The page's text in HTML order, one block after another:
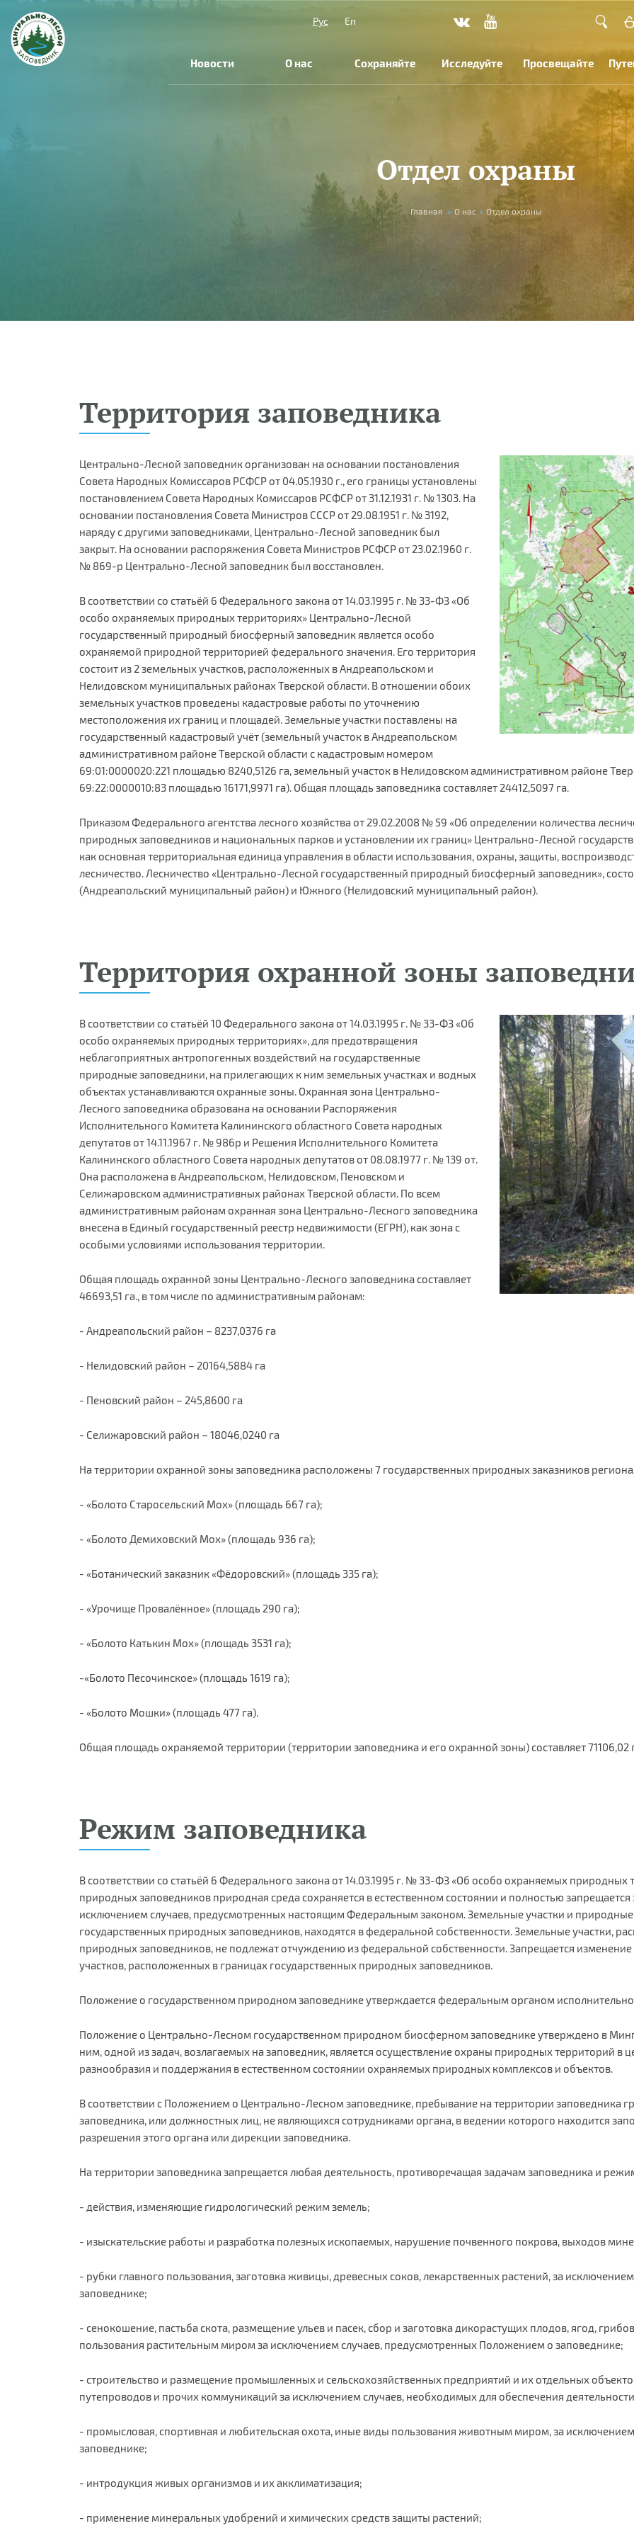
Рус
En
Новости О нас Сохраняйте Исследуйте Просвещайте
Отдел охраны
Главная » О нас » Отдел охраны
Территория заповедника
Центрально-Лесной заповедник организован на основании постановления
Совета Народных Комиссаров РСФСР от 04.05.1930 г., его границы установлены
постановлением Совета Народных Комиссаров РСФСР от 31.12.1931 г. № 1303. На
основании постановления Совета Министров СССР от 29.08.1951 г. № 3192,
наряду с другими заповедниками, Центрально-Лесной заповедник был
закрыт. На основании распоряжения Совета Министров РСФСР от 23.02.1960 г.
№ 869-р Центрально-Лесной заповедник был восстановлен.
В соответствии со статьёй 6 Федерального закона от 14.03.1995 г. № 33-ФЗ «Об
особо охраняемых природных территориях» Центрально-Лесной
государственный природный биосферный заповедник является особо
охраняемой природной территорией федерального значения. Его территория
состоит из 2 земельных участков, расположенных в Андреапольском и
Нелидовском муниципальных районах Тверской области. В отношении обоих
земельных участков проведены кадастровые работы по уточнению
местоположения их границ и площадей. Земельные участки поставлены на
государственный кадастровый учёт (земельный участок в Андреапольском
административном районе Тверской области с кадастровым номером
69:01:0000020:221 площадью 8240,5126 га, земельный участок в Нелидовском административном районе
69:22:0000010:83 площадью 16171,9971 га). Общая площадь заповедника составляет 24412,5097 га.
Приказом Федерального агентства лесного хозяйства от 29.02.2008 № 59 «Об определении количества
природных заповедников и национальных парков и установлении их границ» Центрально-Лесной
как основная территориальная единица управления в области использования, охраны, защиты,
лесничество. Лесничество «Центрально-Лесной государственный природный биосферный заповедник»,
(Андреапольский муниципальный район) и Южного (Нелидовский муниципальный район).
Территория охранной зоны
В соответствии со статьёй 10 Федерального закона от 14.03.1995 г. № 33-ФЗ «Об
особо охраняемых природных территориях», для предотвращения
неблагоприятных антропогенных воздействий на государственные
природные заповедники, на прилегающих к ним земельных участках и водных
объектах устанавливаются охранные зоны. Охранная зона Центрально-
Лесного заповедника образована на основании Распоряжения
Исполнительного Комитета Калининского областного Совета народных
депутатов от 14.11.1967 г. № 986р и Решения Исполнительного Комитета
Калининского областного Совета народных депутатов от 08.08.1977 г. № 139 от.
Она расположена в Андреапольском, Нелидовском, Пеновском и
Селижаровском административных районах Тверской области. По всем
административным районам охранная зона Центрально-Лесного заповедника
внесена в Единый государственный реестр недвижимости (ЕГРН), как зона с
особыми условиями использования территории.
Общая площадь охранной зоны Центрально-Лесного заповедника составляет
46693,51 га., в том числе по административным районам:
- Андреапольский район – 8237,0376 га
- Нелидовский район – 20164,5884 га
- Пеновский район – 245,8600 га
- Селижаровский район – 18046,0240 га
На территории охранной зоны заповедника расположены 7 государственных природных заказников
- «Болото Старосельский Мох» (площадь 667 га);
- «Болото Демиховский Мох» (площадь 936 га);
- «Ботанический заказник «Фёдоровский» (площадь 335 га);
- «Урочище Провалённое» (площадь 290 га);
- «Болото Катькин Мох» (площадь 3531 га);
-«Болото Песочинское» (площадь 1619 га);
- «Болото Мошки» (площадь 477 га).
Общая площадь охраняемой территории (территории заповедника и его охранной зоны) составляет 71106,02
Режим заповедника
В соответствии со статьёй 6 Федерального закона от 14.03.1995 г. № 33-ФЗ «Об особо охраняемых природных
природных заповедников природная среда сохраняется в естественном состоянии и полностью запрещается
исключением случаев, предусмотренных настоящим Федеральным законом. Земельные участки и
государственных природных заповедников, находятся в федеральной собственности. Земельные участки,
природных заповедников, не подлежат отчуждению из федеральной собственности. Запрещается
участков, расположенных в границах государственных природных заповедников.
Положение о государственном природном заповеднике утверждается федеральным органом
Положение о Центрально-Лесном государственном природном биосферном заповеднике утверждено в
ним, одной из задач, возлагаемых на заповедник, является осуществление охраны природных территорий в
разнообразия и поддержания в естественном состоянии охраняемых природных комплексов и объектов.
В соответствии с Положением о Центрально-Лесном заповеднике, пребывание на территории заповедника
заповедника, или должностных лиц, не являющихся сотрудниками органа, в ведении которого находится
разрешения этого органа или дирекции заповедника.
На территории заповедника запрещается любая деятельность, противоречащая задачам заповедника и
- действия, изменяющие гидрологический режим земель;
- изыскательские работы и разработка полезных ископаемых, нарушение почвенного покрова, выходов
- рубки главного пользования, заготовка живицы, древесных соков, лекарственных растений, за
заповеднике;
- сенокошение, пастьба скота, размещение ульев и пасек, сбор и заготовка дикорастущих плодов, ягод,
пользования растительным миром за исключением случаев, предусмотренных Положением о заповеднике;
- строительство и размещение промышленных и сельскохозяйственных предприятий и их отдельных
путепроводов и прочих коммуникаций за исключением случаев, необходимых для обеспечения
- промысловая, спортивная и любительская охота, иные виды пользования животным миром, за
заповеднике;
- интродукция живых организмов и их акклиматизация;
- применение минеральных удобрений и химических средств защиты растений;